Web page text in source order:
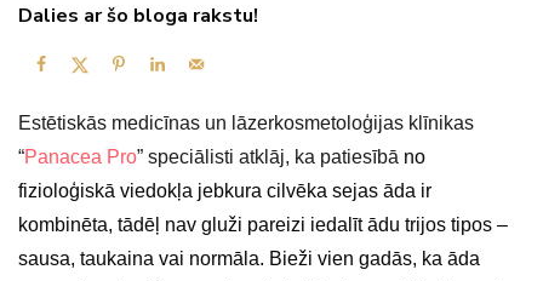
Dalies ar šo bloga rakstu!
Estētiskās medicīnas un lāzerkosmetoloģijas klīnikas
“Panacea Pro” speciālisti atklāj, ka patiesībā no
fizioloģiskā viedokļa jebkura cilvēka sejas āda ir
kombinēta, tādēļ nav gluži pareizi iedalīt ādu trijos tipos –
sausa, taukaina vai normāla. Bieži vien gadās, ka āda